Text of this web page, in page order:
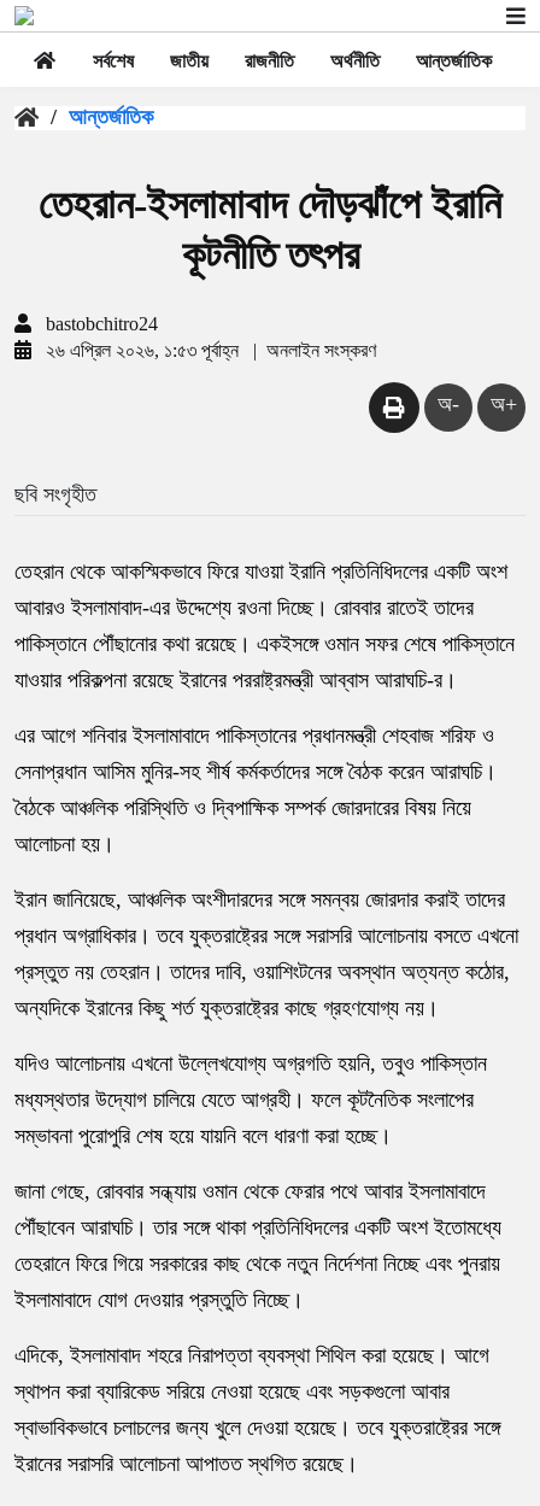
সর্বশেষ জাতীয় রাজনীতি অর্থনীতি আন্তর্জাতিক
/ আন্তর্জাতিক
তেহরান-ইসলামাবাদ দৌড়ঝাঁপে ইরানি
কূটনীতি তৎপর
bastobchitro24
২৬ এপ্রিল ২০২৬, ১:৫৩ পূর্বাহ্ন
| অনলাইন সংস্করণ
অ- অ+
ছবি সংগৃহীত
তেহরান থেকে আকস্মিকভাবে ফিরে যাওয়া ইরানি প্রতিনিধিদলের একটি অংশ
আবারওইসলামাবাদ-এর উদ্দেশ্যে রওনা দিচ্ছে। রোববার রাতেই তাদের
পাকিস্তানে পৌঁছানোর কথা রয়েছে। একইসঙ্গে ওমান সফর শেষে পাকিস্তানে
যাওয়ার পরিকল্পনা রয়েছে ইরানের পররাষ্ট্রমন্ত্রী আব্বাস আরাঘচি-র।
এর আগে শনিবার ইসলামাবাদে পাকিস্তানের প্রধানমন্ত্রী শেহবাজ শরিফ ও
সেনাপ্রধান আসিম মুনির-সহ শীর্ষ কর্মকর্তাদের সঙ্গে বৈঠক করেন আরাঘচি।
বৈঠকে আঞ্চলিক পরিস্থিতি ও দ্বিপাক্ষিক সম্পর্ক জোরদারের বিষয় নিয়ে
আলোচনা হয়।
ইরান জানিয়েছে, আঞ্চলিক অংশীদারদের সঙ্গে সমন্বয় জোরদার করাই তাদের
প্রধান অগ্রাধিকার। তবে যুক্তরাষ্ট্রের সঙ্গে সরাসরি আলোচনায় বসতে এখনো
প্রস্তুত নয় তেহরান। তাদের দাবি, ওয়াশিংটনের অবস্থান অত্যন্ত কঠোর,
অন্যদিকে ইরানের কিছু শর্ত যুক্তরাষ্ট্রের কাছে গ্রহণযোগ্য নয়।
যদিও আলোচনায় এখনো উল্লেখযোগ্য অগ্রগতি হয়নি, তবুও পাকিস্তান
মধ্যস্থতার উদ্যোগ চালিয়ে যেতে আগ্রহী। ফলে কূটনৈতিক সংলাপের
সম্ভাবনা পুরোপুরি শেষ হয়ে যায়নি বলে ধারণা করা হচ্ছে।
জানা গেছে, রোববার সন্ধ্যায় ওমান থেকে ফেরার পথে আবার ইসলামাবাদে
পৌঁছাবেন আরাঘচি। তার সঙ্গে থাকা প্রতিনিধিদলের একটি অংশ ইতোমধ্যে
তেহরানে ফিরে গিয়ে সরকারের কাছ থেকে নতুন নির্দেশনা নিচ্ছে এবং পুনরায়
ইসলামাবাদে যোগ দেওয়ার প্রস্তুতি নিচ্ছে।
এদিকে, ইসলামাবাদ শহরে নিরাপত্তা ব্যবস্থা শিথিল করা হয়েছে। আগে
স্থাপন করা ব্যারিকেড সরিয়ে নেওয়া হয়েছে এবং সড়কগুলো আবার
স্বাভাবিকভাবে চলাচলের জন্য খুলে দেওয়া হয়েছে। তবে যুক্তরাষ্ট্রের সঙ্গে
ইরানের সরাসরি আলোচনা আপাতত স্থগিত রয়েছে।